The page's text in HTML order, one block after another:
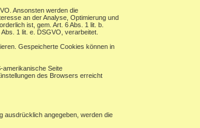
Ansonsten werden die
an der Analyse, Optimierung und
ist, gem. Art. 6 Abs. 1 lit. b.
1 lit. e. DSGVO, verarbeitet.
Gespeicherte Cookies können in
amerikanische Seite
des Browsers erreicht
ausdrücklich angegeben, werden die